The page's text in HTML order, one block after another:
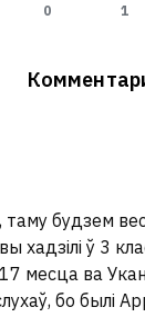
0 1
таму будзем
хадзілі ў 3
17 месца ва
бо былі
девочку в
нужен
этого
21